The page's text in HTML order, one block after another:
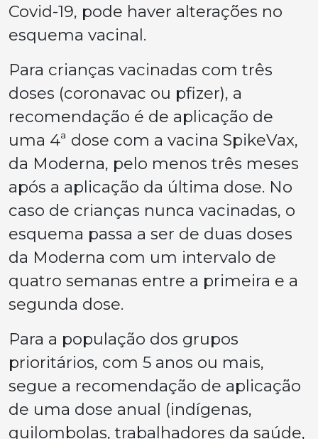
Covid-19, pode haver alterações no
esquema vacinal.
Para crianças vacinadas com três
doses (coronavac ou pfizer), a
recomendação é de aplicação de
uma 4ª dose com a vacina SpikeVax,
da Moderna, pelo menos três meses
após a aplicação da última dose. No
caso de crianças nunca vacinadas, o
esquema passa a ser de duas doses
da Moderna com um intervalo de
quatro semanas entre a primeira e a
segunda dose.
Para a população dos grupos
prioritários, com 5 anos ou mais,
segue a recomendação de aplicação
de uma dose anual (indígenas,
quilombolas, trabalhadores da saúde,